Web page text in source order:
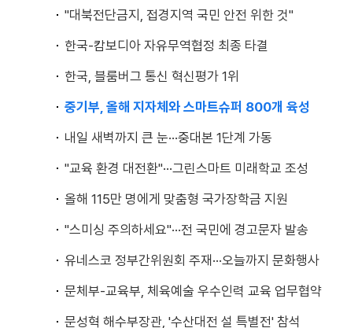
"대북전단금지, 접경지역 국민 안전 위한 것"
한국-캄보디아 자유무역협정 최종 타결
한국, 블룸버그 통신 혁신평가 1위
중기부, 올해 지자체와 스마트슈퍼 800개 육성
내일 새벽까지 큰 눈···중대본 1단계 가동
"교육 환경 대전환"···그린스마트 미래학교 조성
올해 115만 명에게 맞춤형 국가장학금 지원
"스미싱 주의하세요"···전 국민에 경고문자 발송
유네스코 정부간위원회 주재···오늘까지 문화행사
문체부-교육부, 체육예술 우수인력 교육 업무협약
문성혁 해수부장관, '수산대전 설 특별전' 참석